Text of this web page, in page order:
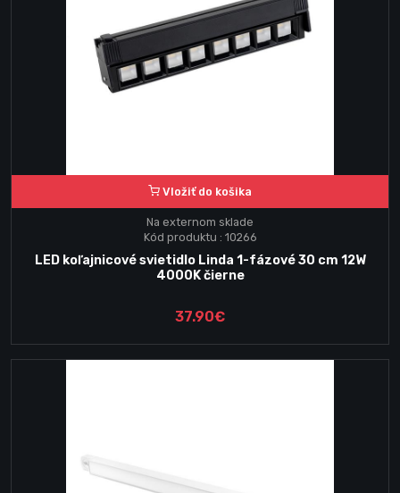
Vložiť do košika
Na externom sklade
Kód produktu : 10266
LED koľajnicové svietidlo Linda 1-fázové 30 cm 12W
4000K čierne
37.90€